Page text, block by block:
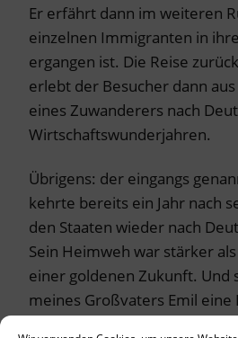
Er erfährt dann im weiteren
einzelnen Immigranten in
ergangen ist. Die Reise
erlebt der Besucher dann
eines Zuwanderers nach
Wirtschaftswunderjahren.
Übrigens: der eingangs
kehrte bereits ein Jahr nach
den Staaten wieder nach
Sein Heimweh war stärker
einer goldenen Zukunft. Und
meines Großvaters Emil